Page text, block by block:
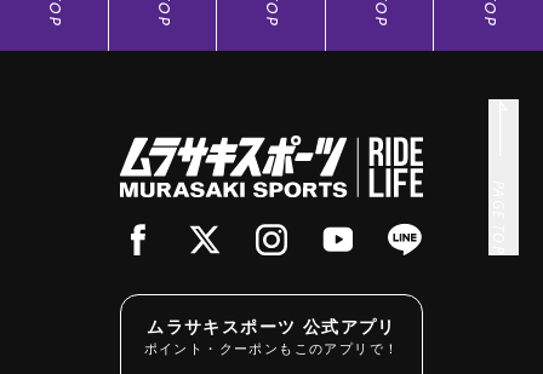
TOP TOP TOP TOP TOP
ムラサキスポーツ 公式アプリ
ポイント・クーポンもこのアプリで！